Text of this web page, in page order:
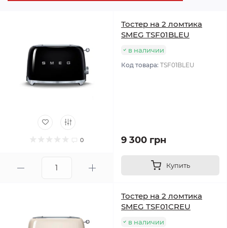
0
Тостер на 2 ломтика
SMEG TSF01BLEU
в наличии
Код товара: TSF01BLEU
9 300 грн
Купить
Тостер на 2 ломтика
SMEG TSF01CREU
в наличии